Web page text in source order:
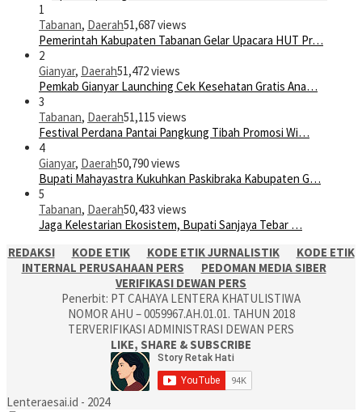
1
Tabanan, Daerah51,687 views
Pemerintah Kabupaten Tabanan Gelar Upacara HUT Pr…
2
Gianyar, Daerah51,472 views
Pemkab Gianyar Launching Cek Kesehatan Gratis Ana…
3
Tabanan, Daerah51,115 views
Festival Perdana Pantai Pangkung Tibah Promosi Wi…
4
Gianyar, Daerah50,790 views
Bupati Mahayastra Kukuhkan Paskibraka Kabupaten G…
5
Tabanan, Daerah50,433 views
Jaga Kelestarian Ekosistem, Bupati Sanjaya Tebar …
REDAKSI
KODE ETIK KODE ETIK JURNALISTIK
KODE ETIK
INTERNAL PERUSAHAAN PERS
PEDOMAN MEDIA SIBER
VERIFIKASI DEWAN PERS
Penerbit: PT CAHAYA LENTERA KHATULISTIWA
NOMOR AHU – 0059967.AH.01.01. TAHUN 2018
TERVERIFIKASI ADMINISTRASI DEWAN PERS
LIKE, SHARE & SUBSCRIBE
Lenteraesai.id - 2024